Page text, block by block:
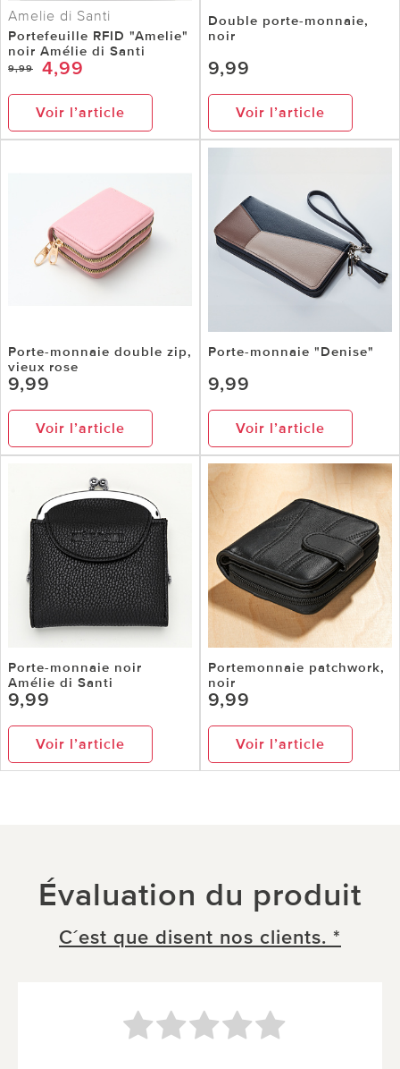
Amelie di Santi
Portefeuille RFID "Amelie"
noir Amélie di Santi
9,99 4,99
Voir l’article
Double porte-monnaie,
noir
9,99
Voir l’article
Porte-monnaie double zip,
vieux rose
9,99
Voir l’article
Porte-monnaie "Denise"
9,99
Voir l’article
Porte-monnaie noir
Amélie di Santi
9,99
Voir l’article
Portemonnaie patchwork,
noir
9,99
Voir l’article
Évaluation du produit
C´est que disent nos clients. *